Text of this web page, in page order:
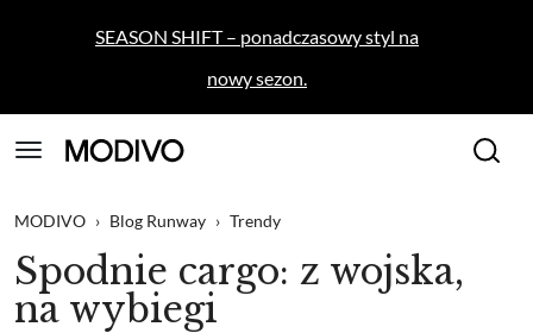
SEASON SHIFT – ponadczasowy styl na
nowy sezon.
MODIVO › Blog Runway › Trendy
Spodnie cargo: z wojska,
na wybiegi